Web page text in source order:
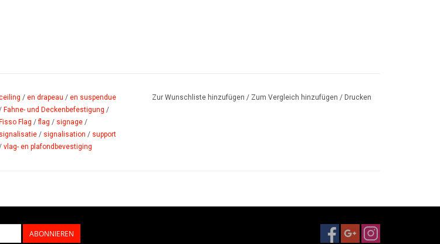
/ en drapeau / en suspendue
Fahne- und Deckenbefestigung /
Fisso Flag /flag / signage /
signalisatie / signalisation / support
vlag- en plafondbevestiging
Zur Wunschliste hinzufügen / Zum Vergleich hinzufügen / Drucken
ABONNIEREN